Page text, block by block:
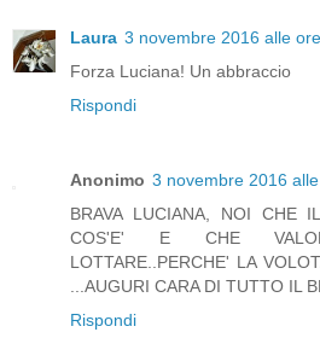
Laura 3 novembre 2016 alle
Forza Luciana! Un abbraccio
Rispondi
Anonimo 3 novembre 2016
BRAVA LUCIANA, NOI CHE
COS'E' E CHE
LOTTARE..PERCHE' LA
...AUGURI CARA DI TUTTO IL
Rispondi